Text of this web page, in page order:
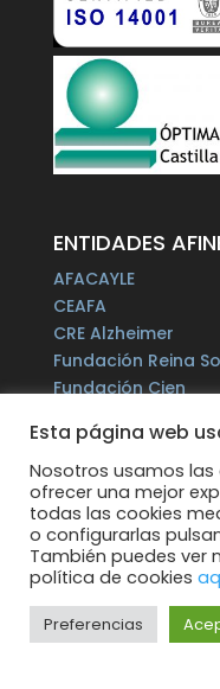
ENTIDADES
AFACAYLE
CEAFA
CRE Alzheimer
Fundación Reina
Fundación Cien
Fundación Por un
Fundación Tase
Alzheimer Europe
Todos los
Esta página web
Nosotros usamos
ofrecer una mejor
todas las cookies
o configurarlas
También puedes ver
política de cookies
Preferencias